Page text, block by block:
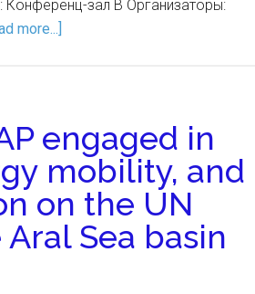
зал B Организаторы:
more...]
engaged in
mobility, and
on the UN
Sea basin